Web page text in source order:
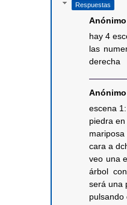
Respuestas
Anónimo
hay 4
las
derecha
Anónimo
escena 1:
piedra
cara a
veo una
árbol
será una
pulsando